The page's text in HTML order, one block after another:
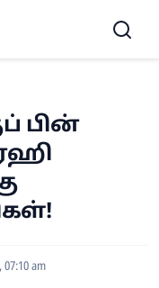
பின்
07:10 am